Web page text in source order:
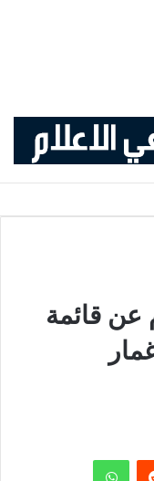
سعد
عن قائمة